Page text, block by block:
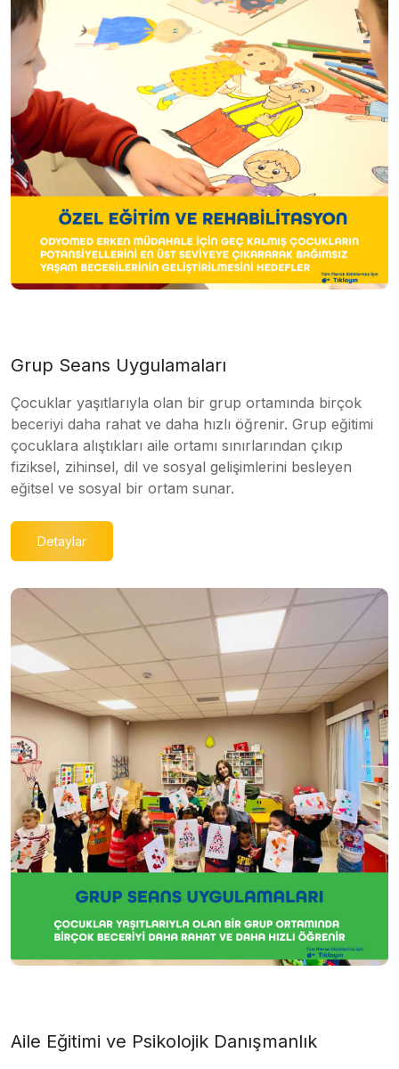
Grup Seans Uygulamaları
Çocuklar yaşıtlarıyla olan bir grup ortamında birçok
beceriyi daha rahat ve daha hızlı öğrenir. Grup eğitimi
çocuklara alıştıkları aile ortamı sınırlarından çıkıp
fiziksel, zihinsel, dil ve sosyal gelişimlerini besleyen
eğitsel ve sosyal bir ortam sunar.
Detaylar
Aile Eğitimi ve Psikolojik Danışmanlık